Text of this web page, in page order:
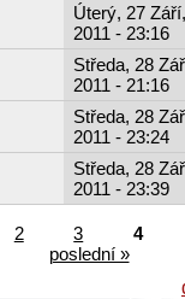
Úterý, 27 Září,
2011 - 23:16
Středa, 28
2011 - 21:16
Středa, 28
2011 - 23:24
Středa, 28
2011 - 23:39
2 3
4
poslední »